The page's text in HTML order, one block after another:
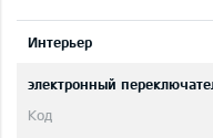
Интерьер
электронный